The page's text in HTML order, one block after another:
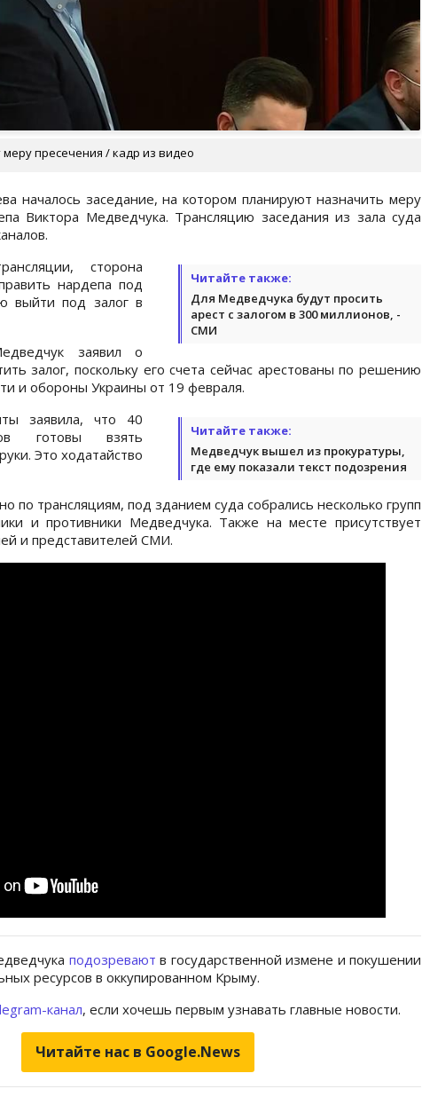
пресечения / кадр из видео
началось заседание, на котором планируют назначить меру
Виктора Медведчука. Трансляцию заседания из зала суда
Читайте также:
Для Медведчука будут просить
арест с залогом в 300 миллионов, -
СМИ
сторона
нардепа под
выйти под залог в
заявил о
залог, поскольку его счета сейчас арестованы по решению
и обороны Украины от 19 февраля.
Читайте также:
Медведчук вышел из прокуратуры,
где ему показали текст подозрения
заявила, что 40
готовы взять
Это ходатайство
по трансляциям, под зданием суда собрались несколько групп
и противники Медведчука. Также на месте присутствует
и представителей СМИ.
подозревают в государственной измене и покушении
ресурсов в оккупированном Крыму.
канал, если хочешь первым узнавать главные новости.
Читайте нас в Google.News